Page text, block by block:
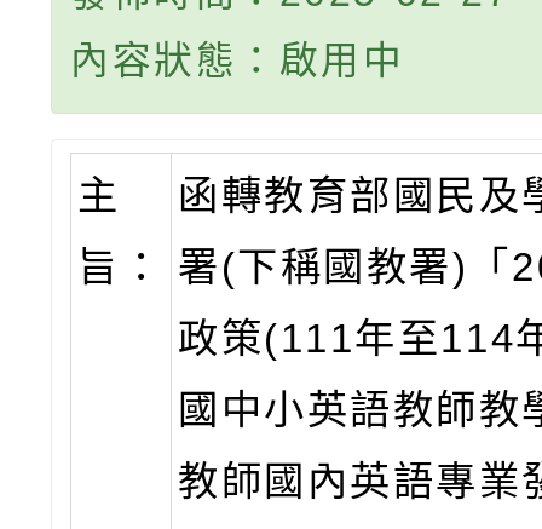
內容狀態：啟用中
主
旨：
函轉教育部國民及
署(下稱國教署)「
政策(111年至114
國中小英語教師教
教師國內英語專業